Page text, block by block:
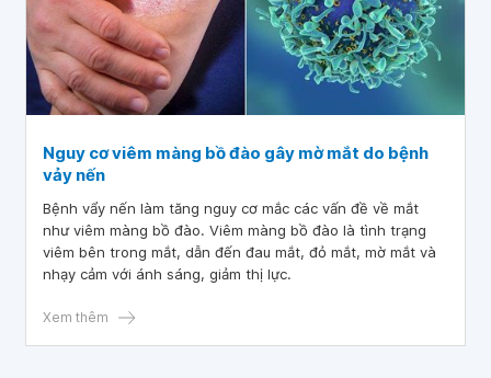
Nguy cơ viêm màng bồ đào gây mờ mắt do bệnh
vảy nến
Bệnh vẩy nến làm tăng nguy cơ mắc các vấn đề về mắt
như viêm màng bồ đào. Viêm màng bồ đào là tình trạng
viêm bên trong mắt, dẫn đến đau mắt, đỏ mắt, mờ mắt và
nhạy cảm với ánh sáng, giảm thị lực.
Xem thêm